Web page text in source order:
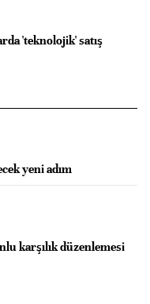
'teknolojik' satış
yeni adım
karşılık düzenlemesi